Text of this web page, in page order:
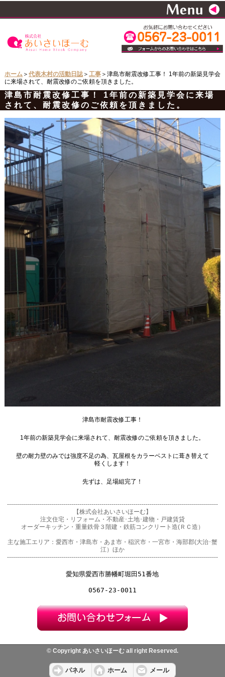
ホーム＞ 代表木村の活動日誌＞ 工事＞津島市耐震改修工事！ 1年前の新築見学会
に来場されて、耐震改修のご依頼を頂きました。
津島市耐震改修工事！ 1年前の新築見学会に来場
されて、耐震改修のご依頼を頂きました。
津島市耐震改修工事！
1年前の新築見学会に来場されて、耐震改修のご依頼を頂きました。
壁の耐力壁のみでは強度不足の為、瓦屋根をカラーベストに葺き替えて
軽くします！
先ずは、足場組完了！
---------------------------------------------------------------------------------------------------------
【株式会社あいさいほーむ】
注文住宅・リフォーム・不動産･土地･建物・戸建賃貸
オーダーキッチン・重量鉄骨３階建・鉄筋コンクリート造(ＲＣ造）
主な施工エリア：愛西市・津島市・あま市・稲沢市・一宮市・海部郡(大治･蟹
江）ほか
---------------------------------------------------------------------------------------------------------
愛知県愛西市勝幡町堀田51番地
0567-23-0011
© Copyright あいさいほーむ all right Reserved.
パネル ホーム メール